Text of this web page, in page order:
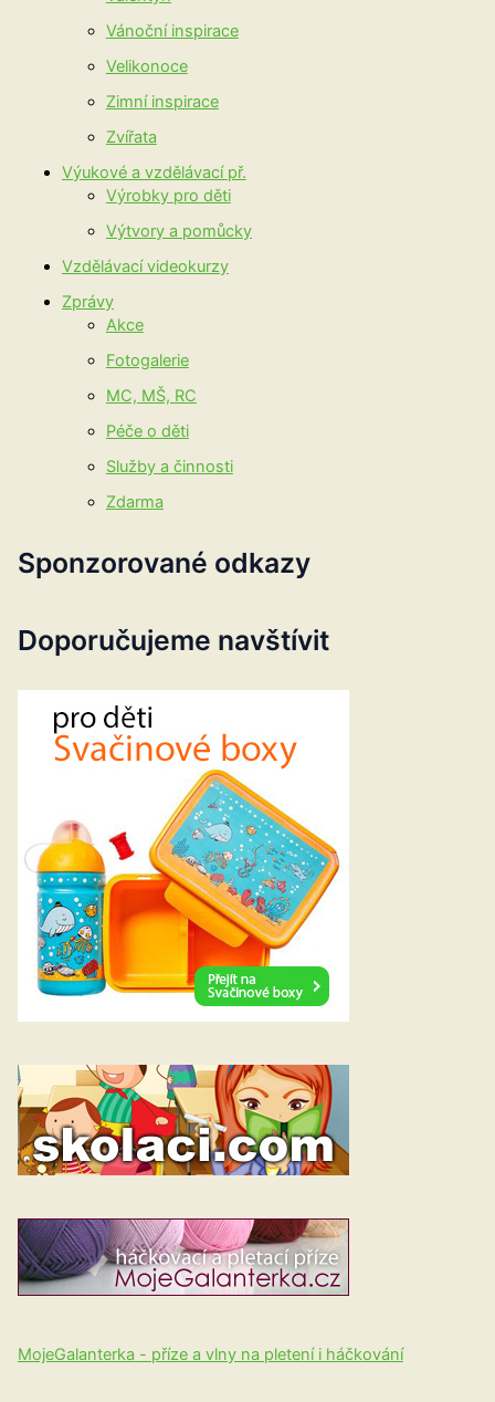
Vánoční inspirace
Velikonoce
Zimní inspirace
Zvířata
Výukové a vzdělávací př.
Výrobky pro děti
Výtvory a pomůcky
Vzdělávací videokurzy
Zprávy
Akce
Fotogalerie
MC, MŠ, RC
Péče o děti
Služby a činnosti
Zdarma
Sponzorované odkazy
Doporučujeme navštívit
MojeGalanterka - příze a vlny na pletení i háčkování